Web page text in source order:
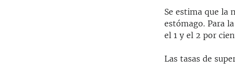
Se estima que la
estómago. Para
el 1 y el 2 por
Las tasas de